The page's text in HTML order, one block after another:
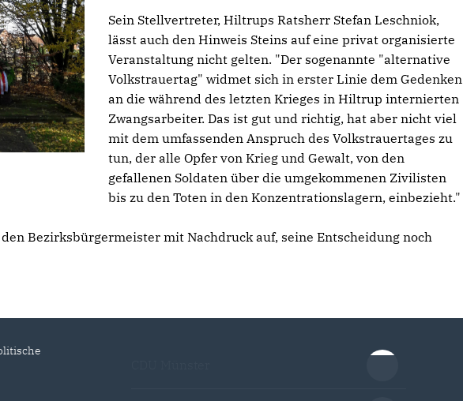
Sein Stellvertreter, Hiltrups Ratsherr Stefan Leschniok,
lässt auch den Hinweis Steins auf eine privat organisierte
Veranstaltung nicht gelten. "Der sogenannte "alternative
Volkstrauertag" widmet sich in erster Linie dem Gedenken
an die während des letzten Krieges in Hiltrup internierten
Zwangsarbeiter. Das ist gut und richtig, hat aber nicht viel
mit dem umfassenden Anspruch des Volkstrauertages zu
tun, der alle Opfer von Krieg und Gewalt, von den
gefallenen Soldaten über die umgekommenen Zivilisten
bis zu den Toten in den Konzentrationslagern, einbezieht."
Bezirksbürgermeister mit Nachdruck auf, seine Entscheidung noch